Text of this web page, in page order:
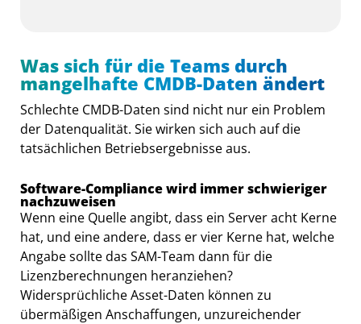
Was sich für die Teams durch
mangelhafte CMDB-Daten ändert
Schlechte CMDB-Daten sind nicht nur ein Problem
der Datenqualität. Sie wirken sich auch auf die
tatsächlichen Betriebsergebnisse aus.
Software-Compliance wird immer schwieriger
nachzuweisen
Wenn eine Quelle angibt, dass ein Server acht Kerne
hat, und eine andere, dass er vier Kerne hat, welche
Angabe sollte das SAM-Team dann für die
Lizenzberechnungen heranziehen?
Widersprüchliche Asset-Daten können zu
übermäßigen Anschaffungen, unzureichender